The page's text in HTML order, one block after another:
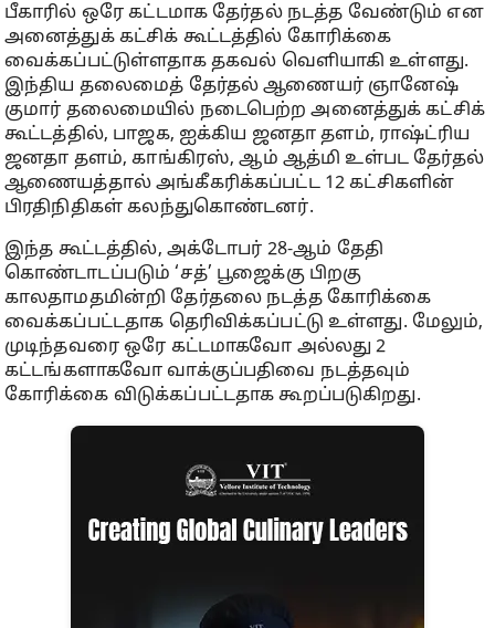
பீகாரில் ஒரே கட்டமாக தேர்தல் நடத்த வேண்டும் என
அனைத்துக் கட்சிக் கூட்டத்தில் கோரிக்கை
வைக்கப்பட்டுள்ளதாக தகவல் வெளியாகி உள்ளது.
இந்திய தலைமைத் தேர்தல் ஆணையர் ஞானேஷ்
குமார் தலைமையில் நடைபெற்ற அனைத்துக் கட்சிக்
கூட்டத்தில், பாஜக, ஐக்கிய ஜனதா தளம், ராஷ்ட்ரிய
ஜனதா தளம், காங்கிரஸ், ஆம் ஆத்மி உள்பட தேர்தல்
ஆணையத்தால் அங்கீகரிக்கப்பட்ட 12 கட்சிகளின்
பிரதிநிதிகள் கலந்துகொண்டனர்.
இந்த கூட்டத்தில், அக்டோபர் 28-ஆம் தேதி
கொண்டாடப்படும் ‘சத்’ பூஜைக்கு பிறகு
காலதாமதமின்றி தேர்தலை நடத்த கோரிக்கை
வைக்கப்பட்டதாக தெரிவிக்கப்பட்டு உள்ளது. மேலும்,
முடிந்தவரை ஒரே கட்டமாகவோ அல்லது 2
கட்டங்களாகவோ வாக்குப்பதிவை நடத்தவும்
கோரிக்கை விடுக்கப்பட்டதாக கூறப்படுகிறது.